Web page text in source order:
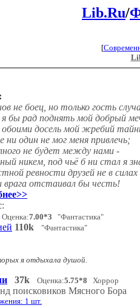
Lib.Ru/
[
не боец, но только гость
я бы рад поднять мой добрый
досель мой жребий
ни один не мог меня привлечь;
не будет между нами -
никем, под чьё б ни стал я
ревности друзей не в силах
врага отстаивал бы честь!
:
Оценка:7.00*3 "Фантастика"
110k "Фантастика"
я отдыхала душой.
37k Оценка:5.75*8 Хоррор
поисковиков Мясного Бора
1 шт.